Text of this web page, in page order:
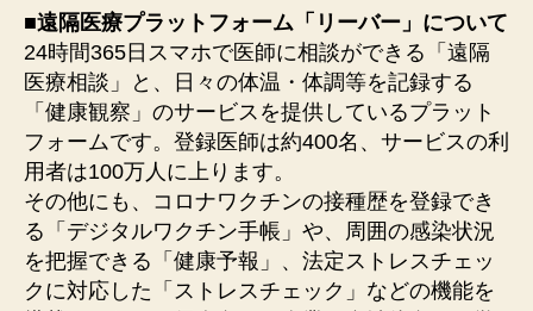
■遠隔医療プラットフォーム「リーバー」について
24時間365⽇スマホで医師に相談ができる「遠隔
医療相談」と、日々の体温・体調等を記録する
「健康観察」のサービスを提供しているプラット
フォームです。登録医師は約400名、サービスの利
用者は100万人に上ります。
その他にも、コロナワクチンの接種歴を登録でき
る「デジタルワクチン手帳」や、周囲の感染状況
を把握できる「健康予報」、法定ストレスチェッ
クに対応した「ストレスチェック」などの機能を